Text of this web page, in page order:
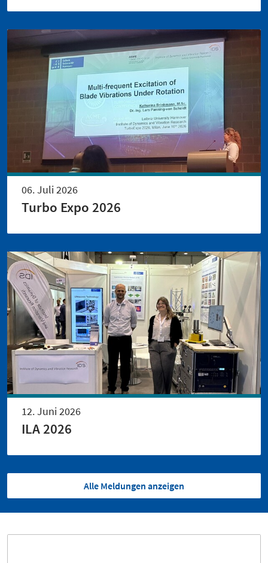
06. Juli 2026
Turbo Expo 2026
12. Juni 2026
ILA 2026
Alle Meldungen anzeigen